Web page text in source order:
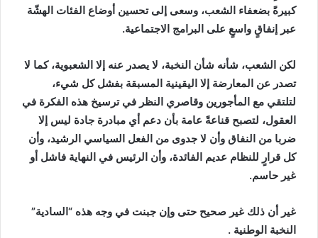
كبيرةً بضعفاء الشعب، وسعى إلى تحسين أوضاع الفئات الهشّة
عبر إنفاقٍ واسعٍ على البرامج الاجتماعية.
لكن الشعب، شأنه شأن النخبة، لا يصدر عنه إلا الشعبوية، كما لا
تصدر عن المعارضة إلا اليقينية المسبقة بفشل كل شيء،
لتلتقي مع المأجورين وقاصري النظر في ترسيخ هذه الفكرة في
العقول، لتصبح قناعةً عامة بأن دعم أي مبادرة جادة ليس إلا
ضربا من النفاق وأن لا جدوى من الفعل السياسي الرشيد، وأن
كل قرارٍ للنظام عديم الفائدة، وأن الرئيس في النهاية فاشل أو
غير حاسم.
غير أن ذلك غير صحيح حتى وإن جبنت في وجه هذه “السادية”
النخبة الوطنية .